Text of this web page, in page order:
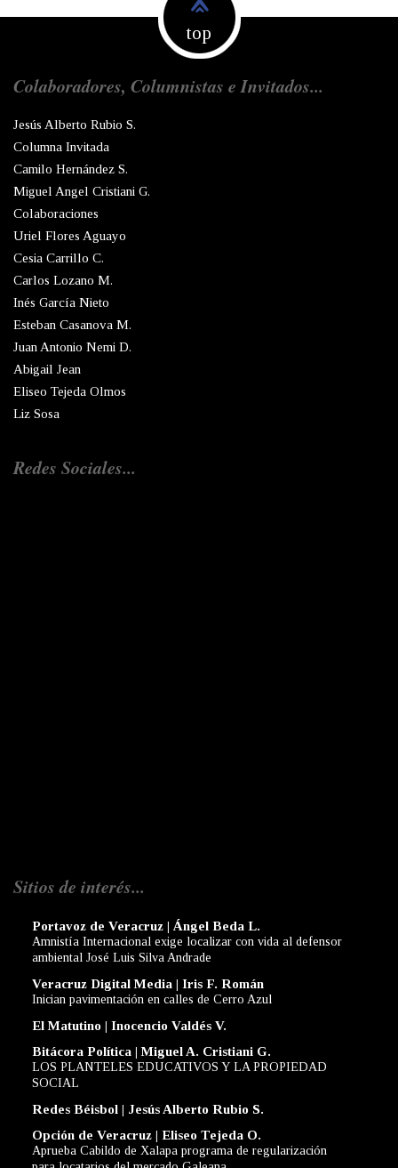
top
Colaboradores, Columnistas e Invitados...
Jesús Alberto Rubio S.
Columna Invitada
Camilo Hernández S.
Miguel Angel Cristiani G.
Colaboraciones
Uriel Flores Aguayo
Cesia Carrillo C.
Carlos Lozano M.
Inés García Nieto
Esteban Casanova M.
Juan Antonio Nemi D.
Abigail Jean
Eliseo Tejeda Olmos
Liz Sosa
Redes Sociales...
Sitios de interés...
Portavoz de Veracruz | Ángel Beda L.
Amnistía Internacional exige localizar con vida al defensor
ambiental José Luis Silva Andrade
Veracruz Digital Media | Iris F. Román
Inician pavimentación en calles de Cerro Azul
El Matutino | Inocencio Valdés V.
Bitácora Política | Miguel A. Cristiani G.
LOS PLANTELES EDUCATIVOS Y LA PROPIEDAD
SOCIAL
Redes Béisbol | Jesús Alberto Rubio S.
Opción de Veracruz | Eliseo Tejeda O.
Aprueba Cabildo de Xalapa programa de regularización